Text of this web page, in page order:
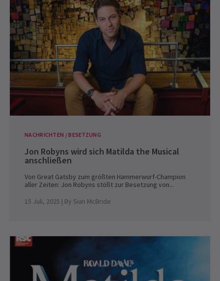
NACHRICHTEN / BESETZUNG
Jon Robyns wird sich Matilda the Musical
anschließen
Von Great Gatsby zum größten Hammerwurf-Champion
aller Zeiten: Jon Robyns stößt zur Besetzung von...
15 Juli, 2025 | By Sian McBride